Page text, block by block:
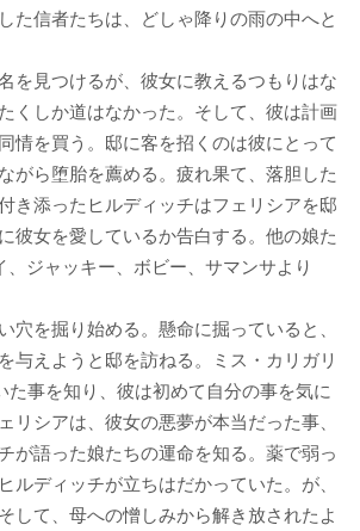
た信者たちは、どしゃ降りの雨の中へと
を見つけるが、彼女に教えるつもりはな
くしか道はなかった。そして、彼は計画
情を買う。邸に客を招くのは彼にとって
がら堕胎を薦める。疲れ果て、落胆した
き添ったヒルディッチはフェリシアを邸
彼女を愛しているか告白する。他の娘た
ジャッキー、ボビー、サマンサより
を掘り始める。懸命に掘っていると、
与えようと邸を訪ねる。ミス・カリガリ
事を知り、彼は初めて自分の事を気に
シアは、彼女の悪夢が本当だった事、
が語った娘たちの運命を知る。薬で弱っ
ディッチが立ちはだかっていた。が、
して、母への憎しみから解き放されたよ